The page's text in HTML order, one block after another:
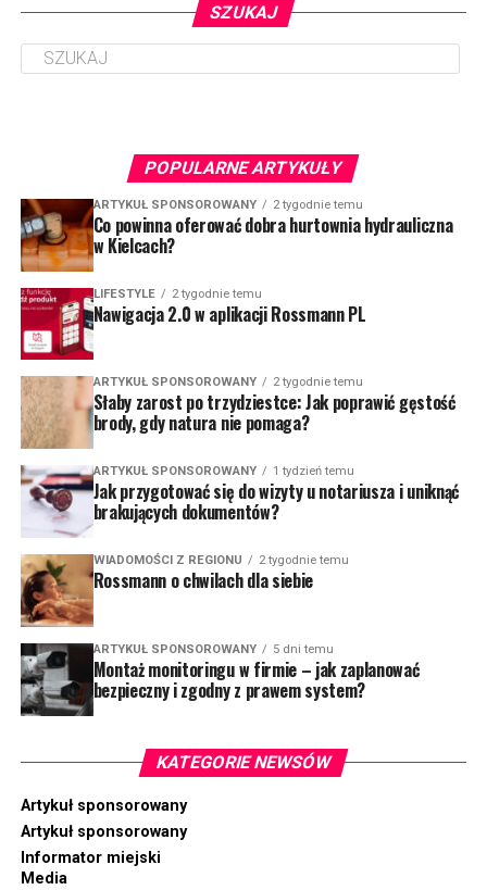
SZUKAJ
POPULARNE ARTYKUŁY
ARTYKUŁ SPONSOROWANY 2 tygodnie temu
Co powinna oferować dobra hurtownia hydrauliczna
w Kielcach?
LIFESTYLE 2 tygodnie temu
Nawigacja 2.0 w aplikacji Rossmann PL
ARTYKUŁ SPONSOROWANY 2 tygodnie temu
Słaby zarost po trzydziestce: Jak poprawić gęstość
brody, gdy natura nie pomaga?
ARTYKUŁ SPONSOROWANY 1 tydzień temu
Jak przygotować się do wizyty u notariusza i uniknąć
brakujących dokumentów?
WIADOMOŚCI Z REGIONU 2 tygodnie temu
Rossmann o chwilach dla siebie
ARTYKUŁ SPONSOROWANY 5 dni temu
Montaż monitoringu w firmie – jak zaplanować
bezpieczny i zgodny z prawem system?
KATEGORIE NEWSÓW
Artykuł sponsorowany
Artykuł sponsorowany
Informator miejski
Media